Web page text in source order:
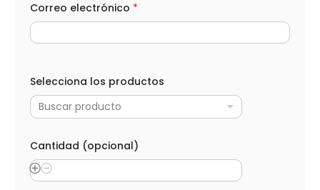
Correo electrónico *
Selecciona los productos
Buscar producto
Cantidad (opcional)